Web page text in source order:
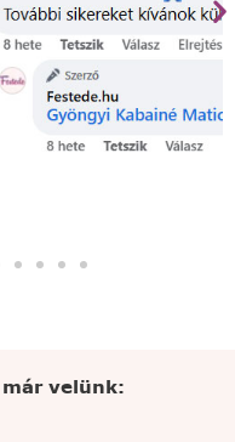
velünk: